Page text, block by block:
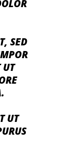
SED
UT